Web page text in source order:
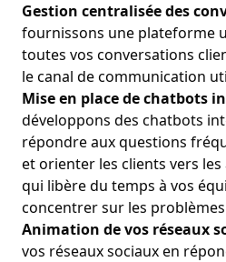
Gestion centralisée des
fournissons une plateforme
toutes vos conversations
le canal de communication
Mise en place de chatbots
développons des chatbots
répondre aux questions
et orienter les clients vers
qui libère du temps à vos
concentrer sur les
Animation de vos réseaux
vos réseaux sociaux en